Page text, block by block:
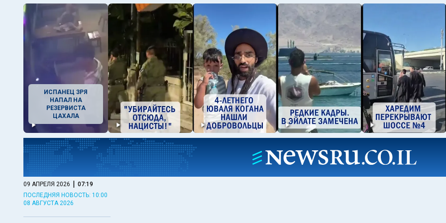
ИСПАНЕЦ ЗРЯ
НАПАЛ НА
РЕЗЕРВИСТА
ЦАХАЛА
09 АПРЕЛЯ 2026 | 07:19
ПОСЛЕДНЯЯ НОВОСТЬ: 10:00
08 АВГУСТА 2026